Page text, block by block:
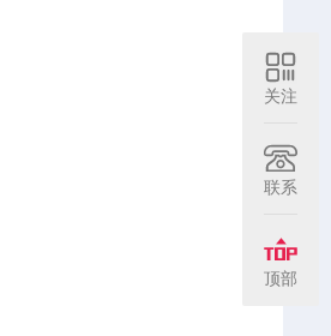
关注
联系
顶部